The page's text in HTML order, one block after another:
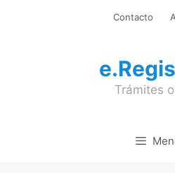
Contacto
Trámites